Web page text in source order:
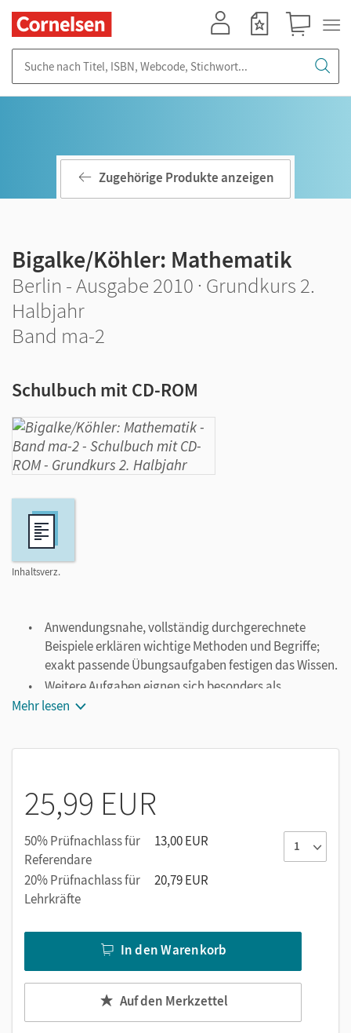
Inhaltsverz.
Zugehörige Produkte anzeigen
Bigalke/Köhler: Mathematik
Berlin - Ausgabe 2010 · Grundkurs 2.
Halbjahr
Band ma-2
Schulbuch mit CD-ROM
Anwendungsnahe, vollständig durchgerechnete
Beispiele erklären wichtige Methoden und Begriffe;
exakt passende Übungsaufgaben festigen das Wissen.
Weitere Aufgaben eignen sich besonders als
Hausaufgaben, Wiederholungen und Vertiefungen.
berücksichtigen die neuen Abitur-Formate.
Lehrbuchinhalte intuitiv mit dem multimedialen
Zusatzangebot der CD-ROM.
Mehr lesen
25,99 EUR
50% Prüfnachlass für
Referendare
13,00 EUR
20% Prüfnachlass für
Lehrkräfte
20,79 EUR
In den Warenkorb
Auf den Merkzettel